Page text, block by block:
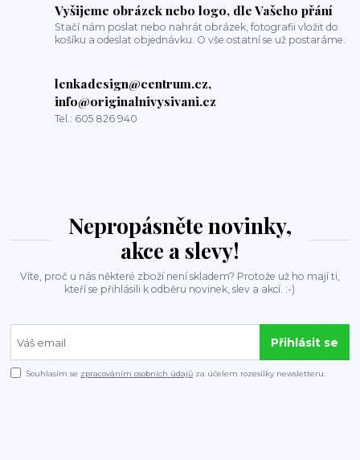
Vyšijeme obrázek nebo logo, dle Vašeho přání
Stačí nám poslat nebo nahrát obrázek, fotografii vložit do
košíku a odeslat objednávku. O vše ostatní se už postaráme.
lenkadesign@centrum.cz,
info@originalnivysivani.cz
Tel.: 605 826 940
Nepropásněte novinky,
akce a slevy!
Víte, proč u nás některé zboží není skladem? Protože už ho mají ti,
kteří se přihlásili k odběru novinek, slev a akcí. :-)
Přihlásit se
Souhlasím se zpracováním osobních údajů za účelem rozesílky newsletteru.